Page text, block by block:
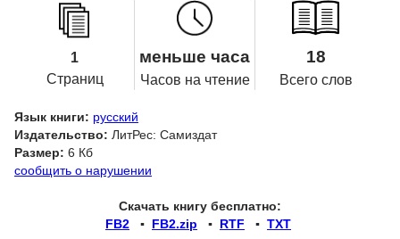
1
Страниц
меньше часа
Часов на чтение
18
Всего слов
Язык книги: русский
Издательство: ЛитРес: Самиздат
Размер: 6 Кб
сообщить о нарушении
Скачать книгу бесплатно:
FB2 ▪ FB2.zip ▪ RTF ▪ TXT